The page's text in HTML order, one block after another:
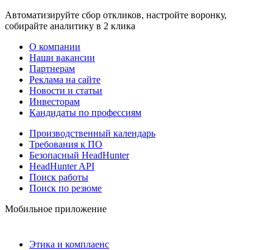
Автоматизируйте сбор откликов, настройте воронку,
собирайте аналитику в 2 клика
О компании
Наши вакансии
Партнерам
Реклама на сайте
Новости и статьи
Инвесторам
Кандидаты по профессиям
Производственный календарь
Требования к ПО
Безопасный HeadHunter
HeadHunter API
Поиск работы
Поиск по резюме
Мобильное приложение
Этика и комплаенс